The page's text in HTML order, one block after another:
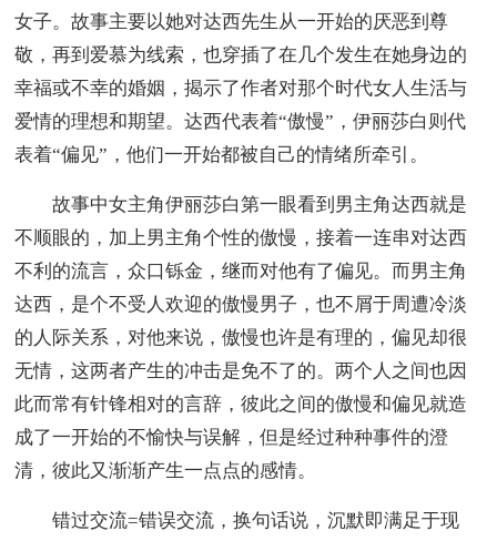
女子。故事主要以她对达西先生从一开始的厌恶到尊
敬，再到爱慕为线索，也穿插了在几个发生在她身边的
幸福或不幸的婚姻，揭示了作者对那个时代女人生活与
爱情的理想和期望。达西代表着“傲慢”，伊丽莎白则代
表着“偏见”，他们一开始都被自己的情绪所牵引。
故事中女主角伊丽莎白第一眼看到男主角达西就是
不顺眼的，加上男主角个性的傲慢，接着一连串对达西
不利的流言，众口铄金，继而对他有了偏见。而男主角
达西，是个不受人欢迎的傲慢男子，也不屑于周遭冷淡
的人际关系，对他来说，傲慢也许是有理的，偏见却很
无情，这两者产生的冲击是免不了的。两个人之间也因
此而常有针锋相对的言辞，彼此之间的傲慢和偏见就造
成了一开始的不愉快与误解，但是经过种种事件的澄
清，彼此又渐渐产生一点点的感情。
错过交流=错误交流，换句话说，沉默即满足于现